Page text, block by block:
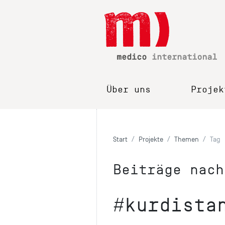
Über uns
Start Projekte Themen Tag
Beiträge